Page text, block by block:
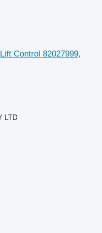
Control 82027999,
LTD